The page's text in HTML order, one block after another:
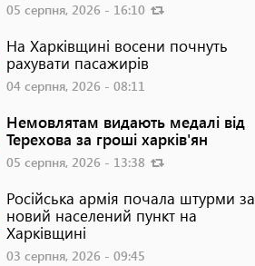
05 серпня, 2026 - 16:10
На Харківщині восени почнуть
рахувати пасажирів
04 серпня, 2026 - 08:11
Немовлятам видають медалі від
Терехова за гроші харків'ян
05 серпня, 2026 - 13:38
Російська армія почала штурми за
новий населений пункт на
Харківщині
03 серпня, 2026 - 09:45